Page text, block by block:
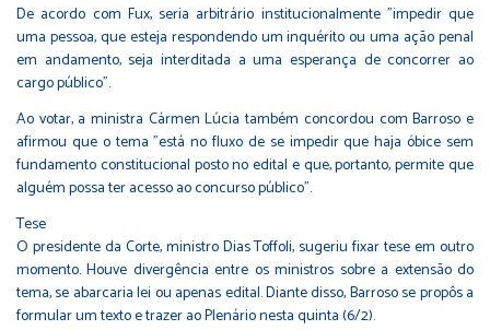
De acordo com Fux, seria arbitrário institucionalmente "impedir que
uma pessoa, que esteja respondendo um inquérito ou uma ação penal
em andamento, seja interditada a uma esperança de concorrer ao
cargo público".
Ao votar, a ministra Cármen Lúcia também concordou com Barroso e
afirmou que o tema "está no fluxo de se impedir que haja óbice sem
fundamento constitucional posto no edital e que, portanto, permite que
alguém possa ter acesso ao concurso público".
Tese
O presidente da Corte, ministro Dias Toffoli, sugeriu fixar tese em outro
momento. Houve divergência entre os ministros sobre a extensão do
tema, se abarcaria lei ou apenas edital. Diante disso, Barroso se propôs a
formular um texto e trazer ao Plenário nesta quinta (6/2).